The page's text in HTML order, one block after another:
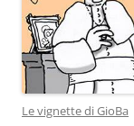
Le vignette di GioBa